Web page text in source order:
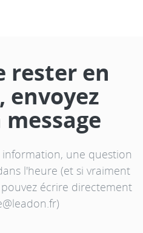
rester en
envoyez
information, une question
l'heure (et si vraiment
écrire directement